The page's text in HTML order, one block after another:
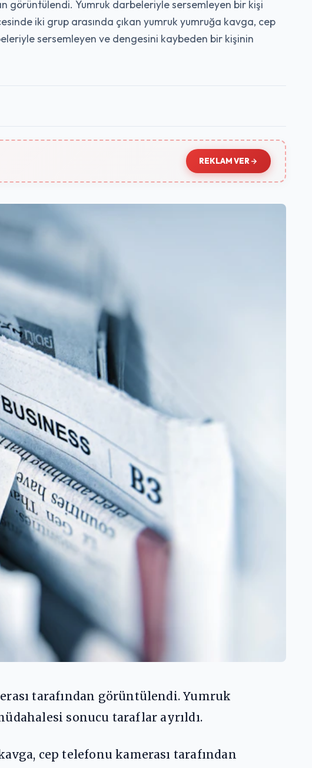
görüntülendi. Yumruk darbeleriyle sersemleyen bir kişi
iki grup arasında çıkan yumruk yumruğa kavga, cep
sersemleyen ve dengesini kaybeden bir kişinin
REKLAM VER
tarafından görüntülendi. Yumruk
sonucu taraflar ayrıldı.
cep telefonu kamerası tarafından